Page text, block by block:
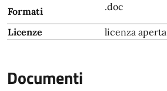
Formati
.doc
Licenze licenza aperta
Documenti